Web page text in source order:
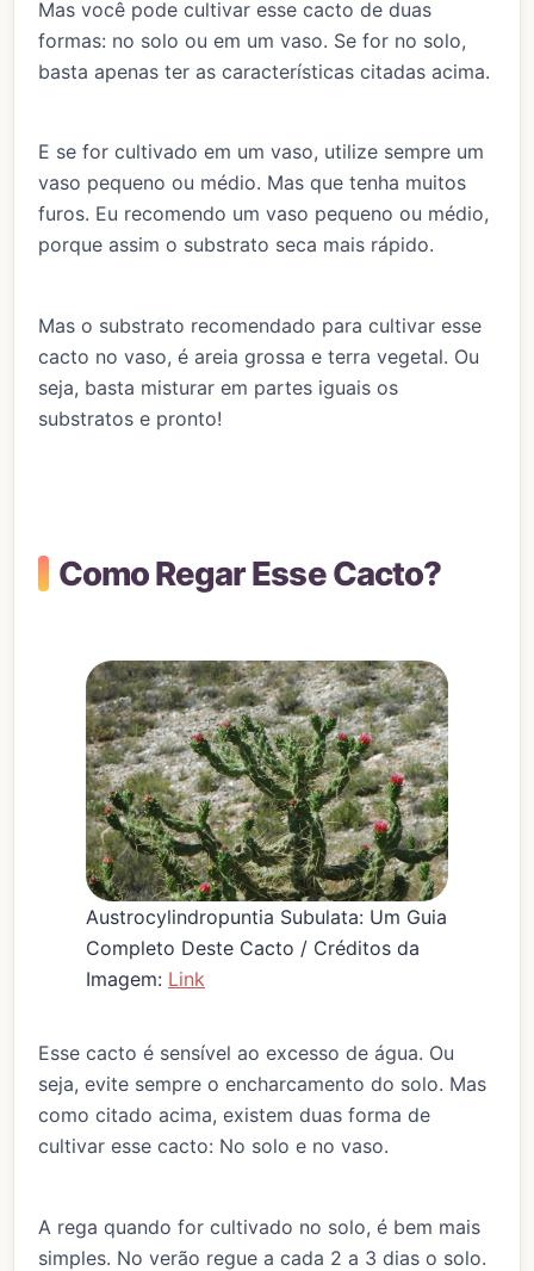
Mas você pode cultivar esse cacto de duas
formas: no solo ou em um vaso. Se for no solo,
basta apenas ter as características citadas acima.
E se for cultivado em um vaso, utilize sempre um
vaso pequeno ou médio. Mas que tenha muitos
furos. Eu recomendo um vaso pequeno ou médio,
porque assim o substrato seca mais rápido.
Mas o substrato recomendado para cultivar esse
cacto no vaso, é areia grossa e terra vegetal. Ou
seja, basta misturar em partes iguais os
substratos e pronto!
Como Regar Esse Cacto?
Austrocylindropuntia Subulata: Um Guia
Completo Deste Cacto / Créditos da
Imagem: Link
Esse cacto é sensível ao excesso de água. Ou
seja, evite sempre o encharcamento do solo. Mas
como citado acima, existem duas forma de
cultivar esse cacto: No solo e no vaso.
A rega quando for cultivado no solo, é bem mais
simples. No verão regue a cada 2 a 3 dias o solo.